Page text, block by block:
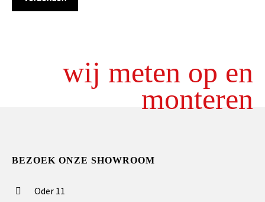
wij meten op en
monteren
BEZOEK ONZE SHOWROOM
Oder 11